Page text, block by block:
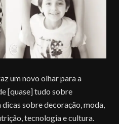
um novo olhar para a
[quase] tudo sobre
sobre decoração, moda,
tecnologia e cultura.